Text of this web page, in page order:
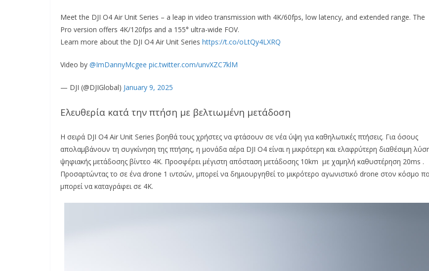
Meet the DJI O4 Air Unit Series – a leap in video transmission with 4K/60fps, low latency, and extended range. The
Pro version offers 4K/120fps and a 155° ultra-wide FOV.
Learn more about the DJI O4 Air Unit Series https://t.co/oLtQy4LXRQ
Video by @ImDannyMcgee pic.twitter.com/unvXZC7klM
— DJI (@DJIGlobal) January 9, 2025
Ελευθερία κατά την πτήση με βελτιωμένη μετάδοση
Η σειρά DJI O4 Air Unit Series βοηθά τους χρήστες να φτάσουν σε νέα ύψη για καθηλωτικές πτήσεις. Για όσους
απολαμβάνουν τη συγκίνηση της πτήσης, η μονάδα αέρα DJI O4 είναι η μικρότερη και ελαφρύτερη διαθέσιμη
ψηφιακής μετάδοσης βίντεο 4K. Προσφέρει μέγιστη απόσταση μετάδοσης 10km με χαμηλή καθυστέρηση 20ms .
Προσαρτώντας το σε ένα drone 1 ιντσών, μπορεί να δημιουργηθεί το μικρότερο αγωνιστικό drone στον κόσμο
μπορεί να καταγράφει σε 4K.